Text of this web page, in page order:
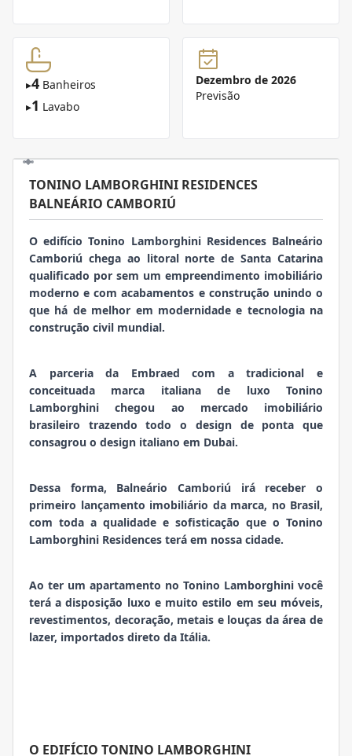
▸4 Banheiros
▸1 Lavabo
Dezembro de 2026
Previsão
TONINO LAMBORGHINI RESIDENCES
BALNEÁRIO CAMBORIÚ
O edifício Tonino Lamborghini Residences Balneário
Camboriú chega ao litoral norte de Santa Catarina
qualificado por sem um empreendimento imobiliário
moderno e com acabamentos e construção unindo o
que há de melhor em modernidade e tecnologia na
construção civil mundial.
A parceria da Embraed com a tradicional e
conceituada marca italiana de luxo Tonino
Lamborghini chegou ao mercado imobiliário
brasileiro trazendo todo o design de ponta que
consagrou o design italiano em Dubai.
Dessa forma, Balneário Camboriú irá receber o
primeiro lançamento imobiliário da marca, no Brasil,
com toda a qualidade e sofisticação que o Tonino
Lamborghini Residences terá em nossa cidade.
Ao ter um apartamento no Tonino Lamborghini você
terá a disposição luxo e muito estilo em seu móveis,
revestimentos, decoração, metais e louças da área de
lazer, importados direto da Itália.
O EDIFÍCIO TONINO LAMBORGHINI